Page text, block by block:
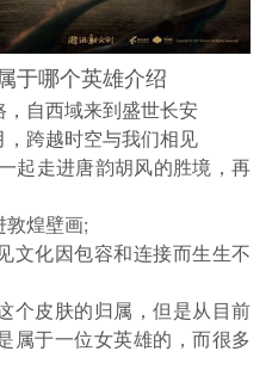
于哪个英雄介绍
自西域来到盛世长安
跨越时空与我们相见
起走进唐韵胡风的胜境，再
煌壁画;
文化因包容和连接而生生不
个皮肤的归属，但是从目前
属于一位女英雄的，而很多